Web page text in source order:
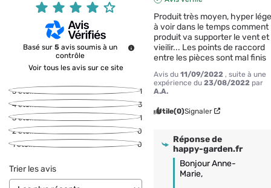
Basé sur 5 avis soumis à un
contrôle
Voir tous les avis sur ce site
5étoiles
1
4étoiles
3
3étoiles
1
2étoiles
0
1étoile 0
Trier les avis
Produit très moyen, hyper
à voir dans le temps comment
produit va supporter le vent et
vieilir... Les points de raccord
entre les pièces sont mal finis
Avis du11/09/2022 , suite à une
expérience du23/08/2022 par
A.A.
Utile(0)Signaler
Réponse de
happy-garden.fr
Bonjour Anne-
Marie,